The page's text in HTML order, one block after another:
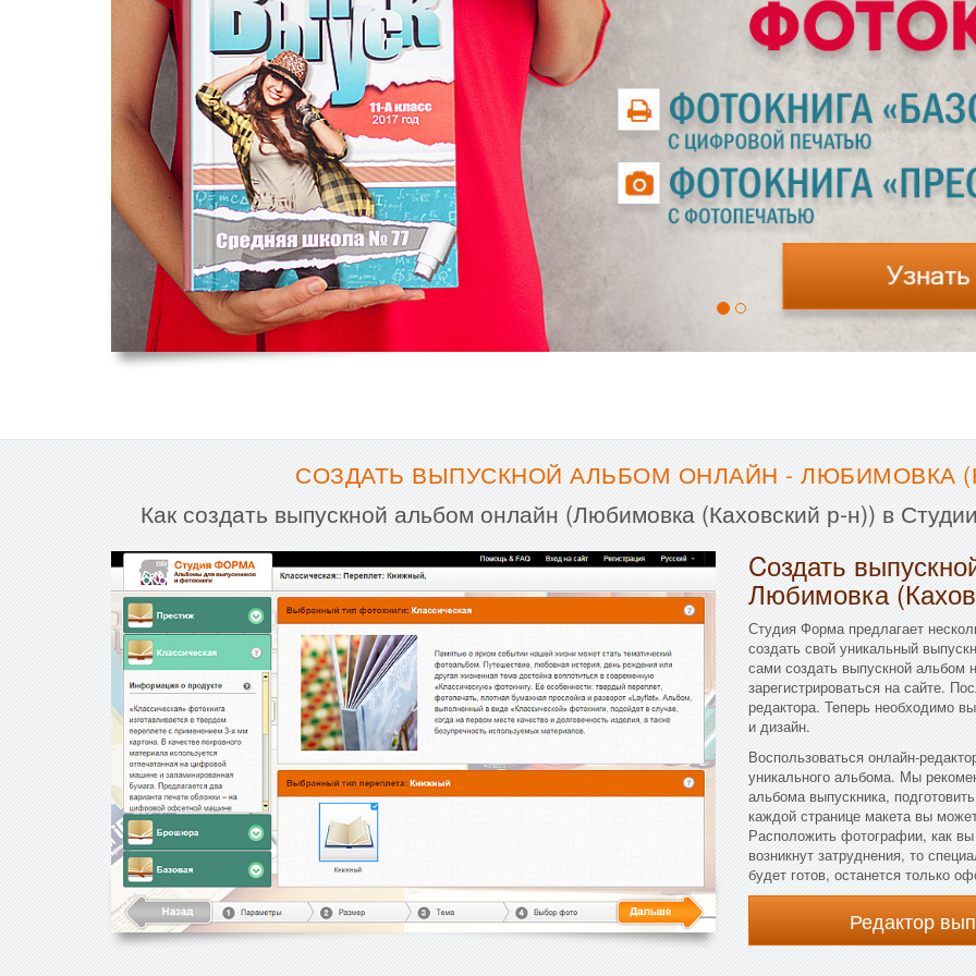
СОЗДАТЬ ВЫПУСКНОЙ АЛЬБОМ ОНЛАЙН - ЛЮБИМОВКА
Как создать выпускной альбом онлайн (Любимовка (Каховский р-н)) в
Cоздать
Любимовка
Студия Форма предлагает
создать свой уникальный
сами создать выпускной
зарегистрироваться на сайте.
редактора. Теперь необходимо
и дизайн.
Воспользоваться онлайн-
уникального альбома. Мы
альбома выпускника,
каждой странице макета вы
Расположить фотографии, как
возникнут затруднения, то
будет готов, останется только
Редактор